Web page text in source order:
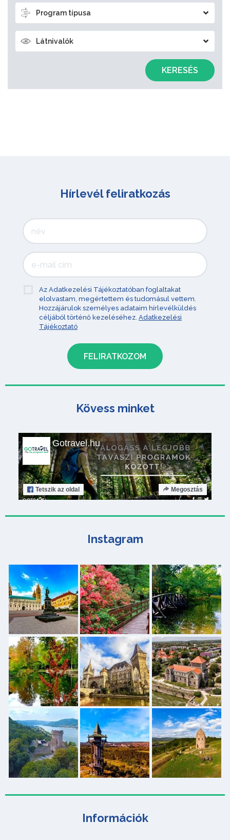
Program típusa
Látnivalók
KERESÉS
Információk
Hírlevél feliratkozás
Az Adatkezelési Tájékoztatóban foglaltakat
elolvastam, megértettem és tudomásul vettem.
Hozzájárulok személyes adataim hírlevélküldés
céljából történő kezeléséhez. Adatkezelési
Tájékoztató
Kövess minket
Gotravel.hu
Tetszik az oldal Megosztás
Instagram